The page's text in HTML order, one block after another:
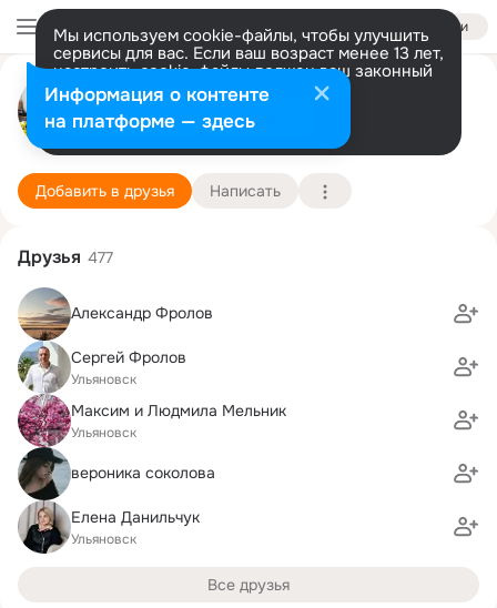
Войти
Мы используем cookie-файлы, чтобы улучшить
сервисы для вас. Если ваш возраст менее 13 лет,
настроить cookie-файлы должен ваш законный
представитель. Больше информации
Разрешить все Настроить
МК Яркая мебель Ульяновск
Ульяновск 1 декабря (14 лет)
Подробнее
Добавить в друзья Написать
Друзья 477
Александр Фролов
Сергей Фролов
Ульяновск
Максим и Людмила Мельник
Ульяновск
вероника соколова
Елена Данильчук
Ульяновск
Все друзья
Информация о контенте
на платформе — здесь